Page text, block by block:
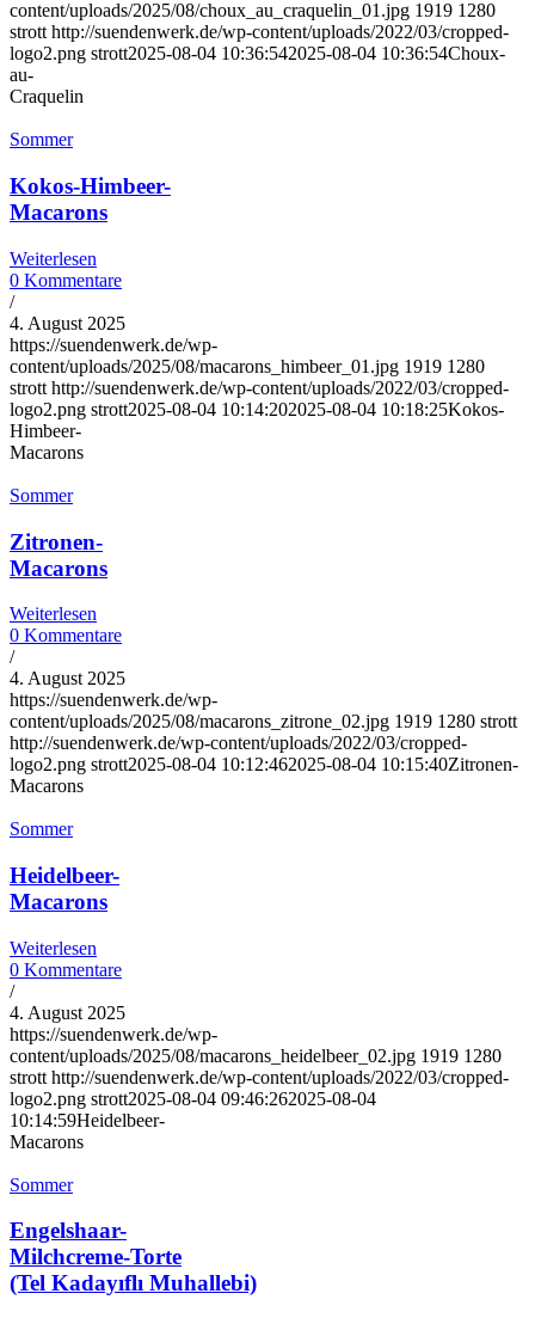
content/uploads/2025/08/choux_au_craquelin_01.jpg 1919 1280
strott http://suendenwerk.de/wp-content/uploads/2022/03/cropped-
logo2.png strott2025-08-04 10:36:542025-08-04 10:36:54Choux-
au-
Craquelin
Sommer
Kokos-Himbeer-
Macarons
Weiterlesen
0 Kommentare
/
4. August 2025
https://suendenwerk.de/wp-
content/uploads/2025/08/macarons_himbeer_01.jpg 1919 1280
strott http://suendenwerk.de/wp-content/uploads/2022/03/cropped-
logo2.png strott2025-08-04 10:14:202025-08-04 10:18:25Kokos-
Himbeer-
Macarons
Sommer
Zitronen-
Macarons
Weiterlesen
0 Kommentare
/
4. August 2025
https://suendenwerk.de/wp-
content/uploads/2025/08/macarons_zitrone_02.jpg 1919 1280 strott
http://suendenwerk.de/wp-content/uploads/2022/03/cropped-
logo2.png strott2025-08-04 10:12:462025-08-04 10:15:40Zitronen-
Macarons
Sommer
Heidelbeer-
Macarons
Weiterlesen
0 Kommentare
/
4. August 2025
https://suendenwerk.de/wp-
content/uploads/2025/08/macarons_heidelbeer_02.jpg 1919 1280
strott http://suendenwerk.de/wp-content/uploads/2022/03/cropped-
logo2.png strott2025-08-04 09:46:262025-08-04
10:14:59Heidelbeer-
Macarons
Sommer
Engelshaar-
Milchcreme-Torte
(Tel Kadayıflı Muhallebi)